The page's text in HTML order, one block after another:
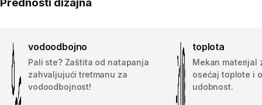
vodoodbojno
Pali ste? Zaštita od natapanja
zahvaljujući tretmanu za
vodoodbojnost!
toplota
Mekan materijal
osećaj toplote i
udobnost.